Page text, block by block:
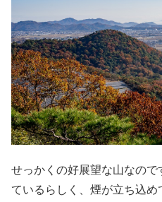
せっかくの好展望な山なの
ているらしく、煙が立ち込